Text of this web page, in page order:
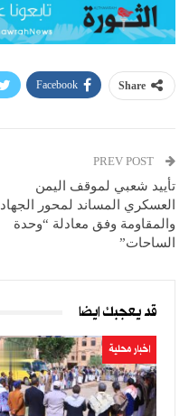
Share
Facebook
تأييد شعبي لموقف اليمن
العسكري المساند لمحور الجهاد
والمقاومة وفق معادلة “وحدة
الساحات”
قد يعجبك ايضا
اخبار محلية